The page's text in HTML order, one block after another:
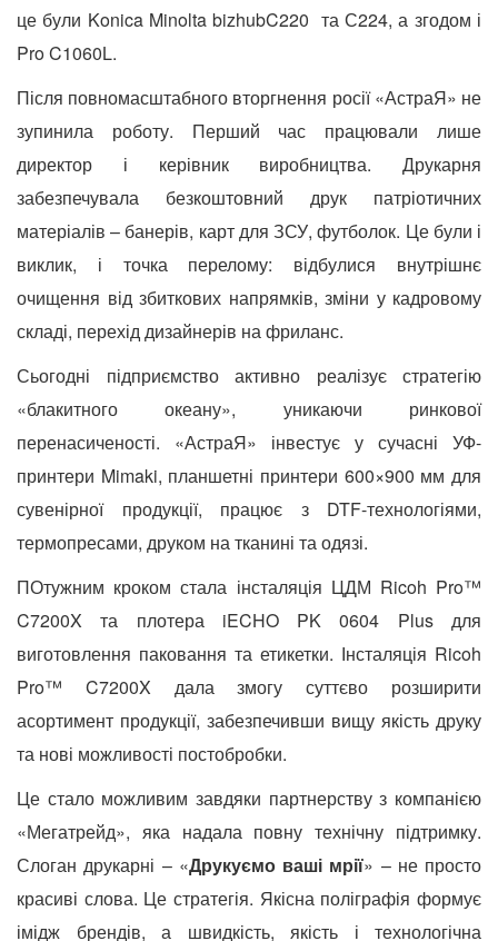
це були Konica Minolta bizhubC220 та С224, а згодом і
Pro C1060L.
Після повномасштабного вторгнення росії «АстраЯ» не
зупинила роботу. Перший час працювали лише
директор і керівник виробництва. Друкарня
забезпечувала безкоштовний друк патріотичних
матеріалів – банерів, карт для ЗСУ, футболок. Це були і
виклик, і точка перелому: відбулися внутрішнє
очищення від збиткових напрямків, зміни у кадровому
складі, перехід дизайнерів на фриланс.
Сьогодні підприємство активно реалізує стратегію
«блакитного океану», уникаючи ринкової
перенасиченості. «АстраЯ» інвестує у сучасні УФ-
принтери Mimaki, планшетні принтери 600×900 мм для
сувенірної продукції, працює з DTF-технологіями,
термопресами, друком на тканині та одязі.
ПОтужним кроком стала інсталяція ЦДМ Ricoh Pro™
C7200X та плотера iECHO PK 0604 Plus для
виготовлення паковання та етикетки. Інсталяція Ricoh
Pro™ C7200X дала змогу суттєво розширити
асортимент продукції, забезпечивши вищу якість друку
та нові можливості постобробки.
Це стало можливим завдяки партнерству з компанією
«Мегатрейд», яка надала повну технічну підтримку.
Слоган друкарні – «Друкуємо ваші мрії» – не просто
красиві слова. Це стратегія. Якісна поліграфія формує
імідж брендів, а швидкість, якість і технологічна